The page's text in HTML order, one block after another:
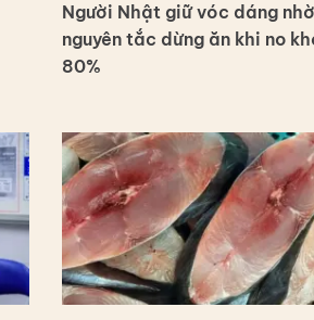
Người Nhật giữ vóc dáng nhờ
nguyên tắc dừng ăn khi no
80%